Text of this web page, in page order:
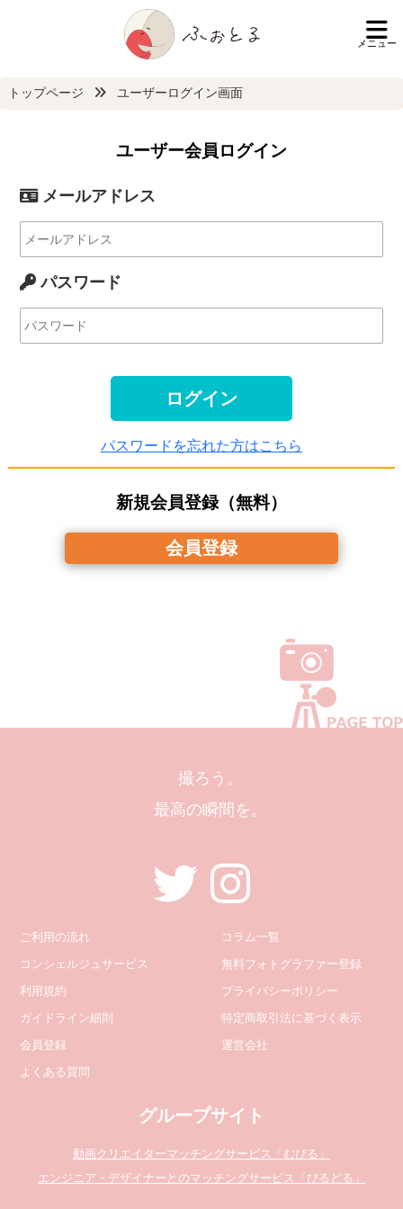
メニュー
トップページ ユーザーログイン画面
ユーザー会員ログイン
メールアドレス
パスワード
パスワードを忘れた方はこちら
新規会員登録（無料）
会員登録
撮ろう。
最高の瞬間を。
ご利用の流れ
コンシェルジュサービス
利用規約
ガイドライン細則
会員登録
よくある質問
コラム一覧
無料フォトグラファー登録
プライバシーポリシー
特定商取引法に基づく表示
運営会社
グループサイト
動画クリエイターマッチングサービス「むびる」
エンジニア・デザイナーとのマッチングサービス「びるどる」